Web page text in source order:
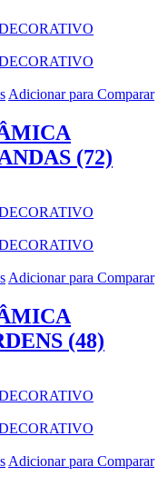
Adicionar para Comparar
(72)
Adicionar para Comparar
(48)
Adicionar para Comparar